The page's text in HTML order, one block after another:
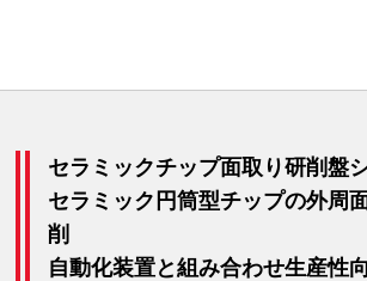
セラミックチップ面取り研削盤
セラミック円筒型チップの外周
削
自動化装置と組み合わせ生産性